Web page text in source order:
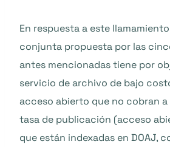
En respuesta a este
conjunta propuesta por las
antes mencionadas tiene por
servicio de archivo de bajo
acceso abierto que no cobran
tasa de publicación (acceso
que están indexadas en DOAJ,